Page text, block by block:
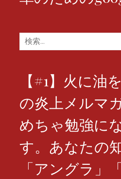
検
索:
【#1】火に油
の炎上メルマ
めちゃ勉強に
す。あなたの
「アングラ」